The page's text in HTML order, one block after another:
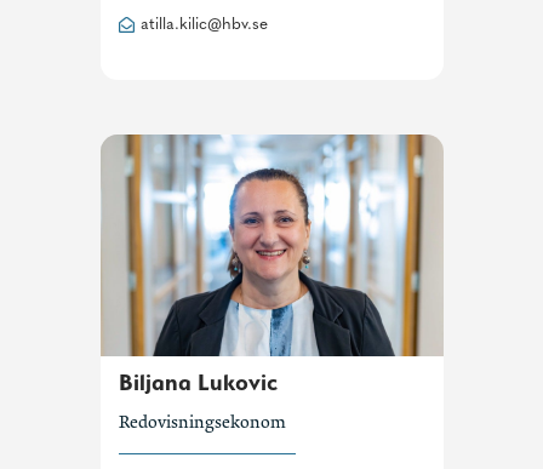
atilla.kilic@hbv.se
Biljana Lukovic
Redovisningsekonom